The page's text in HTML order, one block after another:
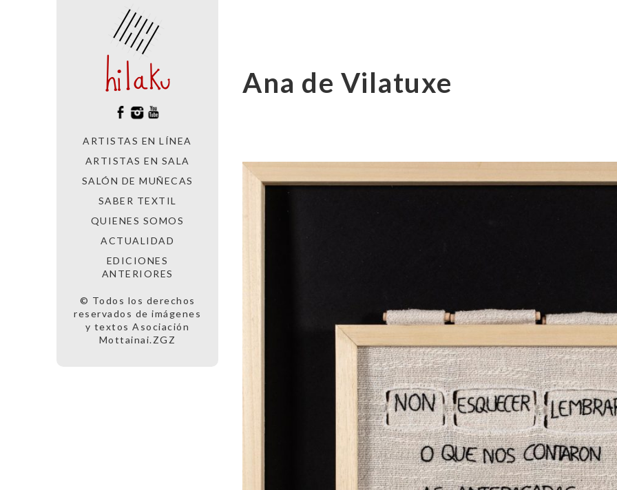
ARTISTAS EN LÍNEA
ARTISTAS EN SALA
SALÓN DE MUÑECAS
SABER TEXTIL
QUIENES SOMOS
ACTUALIDAD
EDICIONES
ANTERIORES
© Todos los derechos
reservados de imágenes
y textos Asociación
Mottainai.ZGZ
Ana de Vilatuxe